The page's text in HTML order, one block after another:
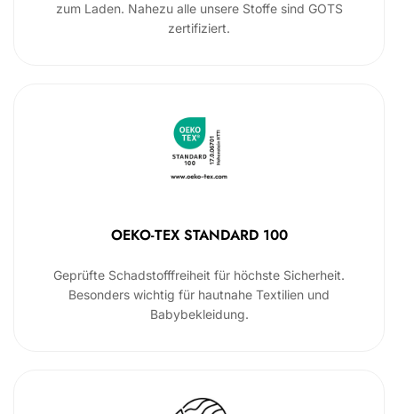
zum Laden. Nahezu alle unsere Stoffe sind GOTS
zertifiziert.
OEKO-TEX STANDARD 100
Geprüfte Schadstofffreiheit für höchste Sicherheit.
Besonders wichtig für hautnahe Textilien und
Babybekleidung.